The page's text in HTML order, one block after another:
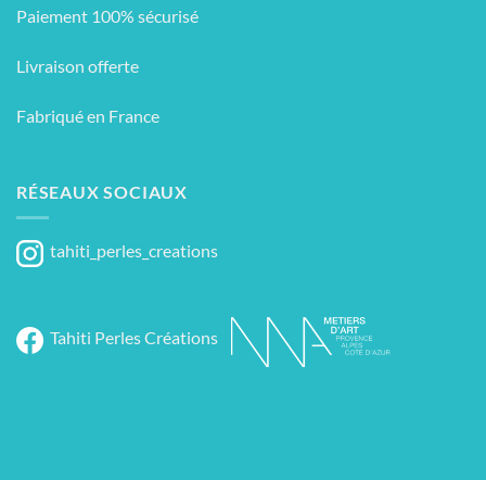
Paiement 100% sécurisé
Livraison offerte
Fabriqué en France
RÉSEAUX SOCIAUX
tahiti_perles_creations
Tahiti Perles Créations